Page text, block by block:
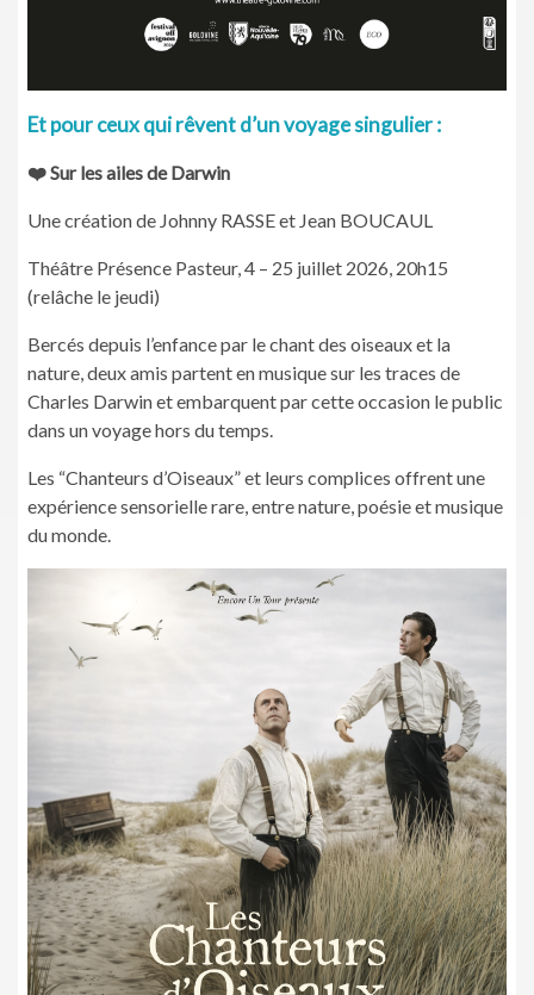
Et pour ceux qui rêvent d’un voyage singulier :
❤️ Sur les ailes de Darwin
Une création de Johnny RASSE et Jean BOUCAUL
Théâtre Présence Pasteur, 4 – 25 juillet 2026, 20h15
(relâche le jeudi)
Bercés depuis l’enfance par le chant des oiseaux et la
nature, deux amis partent en musique sur les traces de
Charles Darwin et embarquent par cette occasion le public
dans un voyage hors du temps.
Les “Chanteurs d’Oiseaux” et leurs complices offrent une
expérience sensorielle rare, entre nature, poésie et musique
du monde.